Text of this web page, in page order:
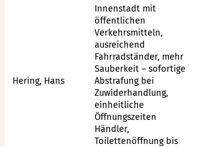
Hering, Hans
Innenstadt mit
öffentlichen
Verkehrsmitteln,
ausreichend
Fahrradständer, mehr
Sauberkeit – sofortige
Abstrafung bei
Zuwiderhandlung,
einheitliche
Öffnungszeiten
Händler,
Toilettenöffnung bis